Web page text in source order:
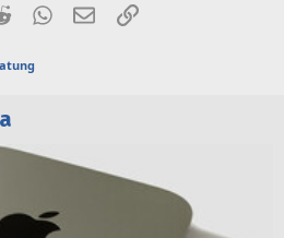
RedditWhatsApp
E-MailLink